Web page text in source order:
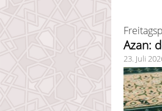
Azan:
23. Juli